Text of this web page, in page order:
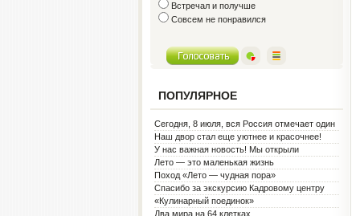
Встречал и получше
Совсем не понравился
ПОПУЛЯРНОЕ
Сегодня, 8 июля, вся Россия отмечает один
из самых светлых праздников — День
семьи, любви и верности!
Наш двор стал еще уютнее и красочнее!
У нас важная новость! Мы открыли
Социальную гостиную.
Лето — это маленькая жизнь
Поход «Лето — чудная пора»
Спасибо за экскурсию Кадровому центру
«Кулинарный поединок»
Два мира на 64 клетках